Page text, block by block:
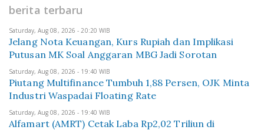
berita terbaru
Saturday, Aug 08, 2026 - 20:20 WIB
Jelang Nota Keuangan, Kurs Rupiah dan Implikasi
Putusan MK Soal Anggaran MBG Jadi Sorotan
Saturday, Aug 08, 2026 - 19:40 WIB
Piutang Multifinance Tumbuh 1,88 Persen, OJK Minta
Industri Waspadai Floating Rate
Saturday, Aug 08, 2026 - 19:40 WIB
Alfamart (AMRT) Cetak Laba Rp2,02 Triliun di